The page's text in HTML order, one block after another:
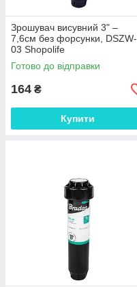
Зрошувач висувний 3" –
7,6см без форсунки, DSZW-
03 Shopolife
Готово до відправки
164 ₴
Купити